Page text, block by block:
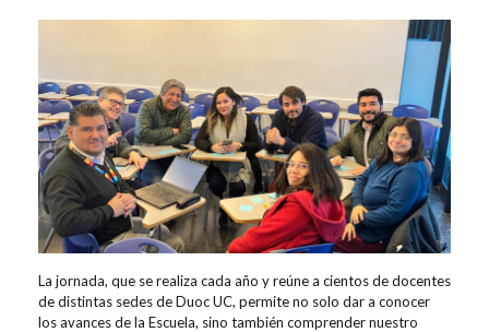
La jornada, que se realiza cada año y reúne a cientos de docentes
de distintas sedes de Duoc UC, permite no solo dar a conocer
los avances de la Escuela, sino también comprender nuestro